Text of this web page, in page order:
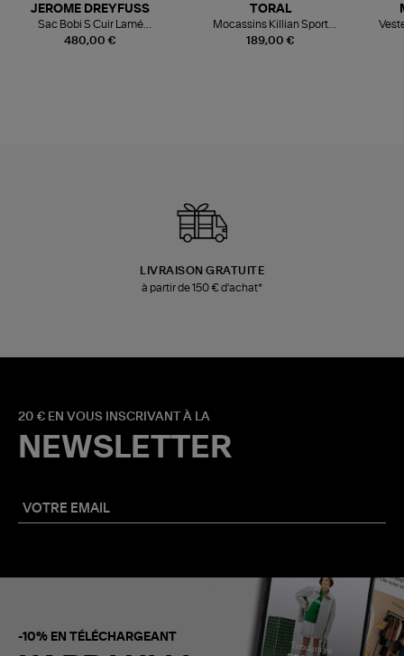
480,00 €
JEROME DREYFUSS
Sac Bobi S Cuir Lamé
Champagne
189,00 €
TORAL
Mocassins Killian Sport
Mousse
LIVRAISON GRATUITE
à partir de 150 € d'achat*
20 € EN VOUS INSCRIVANT À LA
NEWSLETTER
-10% EN TÉLÉCHARGEANT